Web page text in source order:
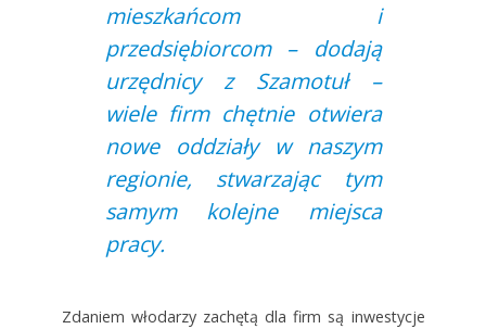
mieszkańcom i
przedsiębiorcom – dodają
urzędnicy z Szamotuł –
wiele firm chętnie otwiera
nowe oddziały w naszym
regionie, stwarzając tym
samym kolejne miejsca
pracy.
Zdaniem włodarzy zachętą dla firm są inwestycje